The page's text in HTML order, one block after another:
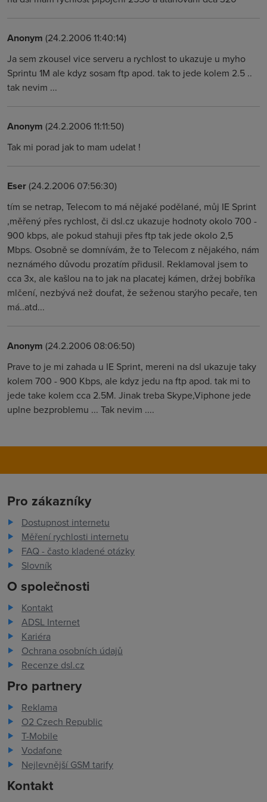
Anonym (24.2.2006 11:40:14)
Ja sem zkousel vice serveru a rychlost to ukazuje u myho
Sprintu 1M ale kdyz sosam ftp apod. tak to jede kolem 2.5 ..
tak nevim ...
Anonym (24.2.2006 11:11:50)
Tak mi porad jak to mam udelat !
Eser(24.2.2006 07:56:30)
tím se netrap, Telecom to má nějaké podělané, můj IE Sprint
,měřený přes rychlost, či dsl.cz ukazuje hodnoty okolo 700 -
900 kbps, ale pokud stahuji přes ftp tak jede okolo 2,5
Mbps. Osobně se domnívám, že to Telecom z nějakého, nám
neznámého důvodu prozatím přidusil. Reklamoval jsem to
cca 3x, ale kašlou na to jak na placatej kámen, držej bobříka
mlčení, nezbývá než doufat, že seženou starýho pecaře, ten
má..atd...
Anonym (24.2.2006 08:06:50)
Prave to je mi zahada u IE Sprint, mereni na dsl ukazuje taky
kolem 700 - 900 Kbps, ale kdyz jedu na ftp apod. tak mi to
jede take kolem cca 2.5M. Jinak treba Skype,Viphone jede
uplne bezproblemu ... Tak nevim ....
Pro zákazníky
Dostupnost internetu
Měření rychlosti internetu
FAQ - často kladené otázky
Slovník
O společnosti
Kontakt
ADSL Internet
Kariéra
Ochrana osobních údajů
Recenze dsl.cz
Pro partnery
Reklama
O2 Czech Republic
T-Mobile
Vodafone
Nejlevnější GSM tarify
Kontakt